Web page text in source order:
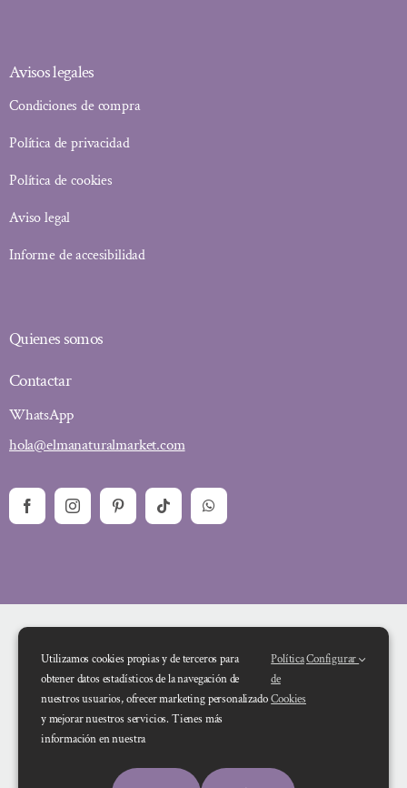
Avisos legales
Condiciones de compra
Política de privacidad
Política de cookies
Aviso legal
Informe de accesibilidad
Quienes somos
Contactar
WhatsApp
hola@elmanaturalmarket.com
Financiado por la Unión Europea – NextGenerationEU. Sin embargo, los
autores y no reflejan necesariamente los de la Unión Europea o la Comisión
Utilizamos cookies propias y de terceros para
obtener datos estadísticos de la navegación de
nuestros usuarios, ofrecer marketing personalizado
y mejorar nuestros servicios. Tienes más
información en nuestra
Política
de
Cookies
Configurar